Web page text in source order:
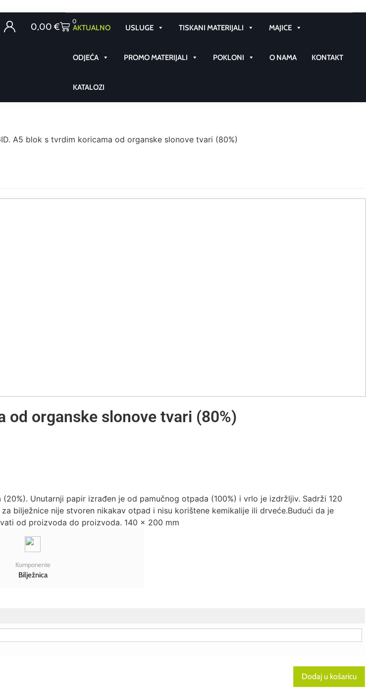
0,00€
0
AKTUALNO USLUGE TISKANI MATERIJALI MAJICE
ODJEĆA PROMO MATERIJALI POKLONI O NAMA KONTAKT
KATALOZI
A5 blok s tvrdim koricama od organske slonove tvari (80%)
od organske slonove tvari (80%)
Unutarnji papir izrađen je od pamučnog otpada (100%) i vrlo je izdržljiv. Sadrži 120
bilježnice nije stvoren nikakav otpad i nisu korištene kemikalije ili drveće.Budući da je
od proizvoda do proizvoda. 140 x 200 mm
Komponente
Bilježnica
Dodaj u košaricu